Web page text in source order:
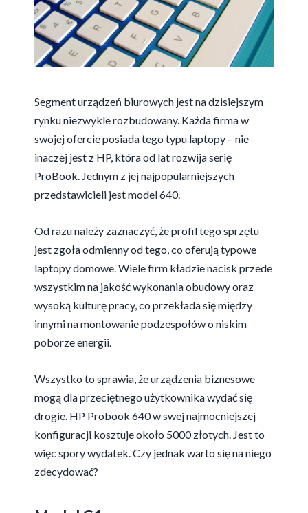
Segment urządzeń biurowych jest na dzisiejszym
rynku niezwykle rozbudowany. Każda firma w
swojej ofercie posiada tego typu laptopy – nie
inaczej jest z HP, która od lat rozwija serię
ProBook. Jednym z jej najpopularniejszych
przedstawicieli jest model 640.
Od razu należy zaznaczyć, że profil tego sprzętu
jest zgoła odmienny od tego, co oferują typowe
laptopy domowe. Wiele firm kładzie nacisk przede
wszystkim na jakość wykonania obudowy oraz
wysoką kulturę pracy, co przekłada się między
innymi na montowanie podzespołów o niskim
poborze energii.
Wszystko to sprawia, że urządzenia biznesowe
mogą dla przeciętnego użytkownika wydać się
drogie. HP Probook 640 w swej najmocniejszej
konfiguracji kosztuje około 5000 złotych. Jest to
więc spory wydatek. Czy jednak warto się na niego
zdecydować?